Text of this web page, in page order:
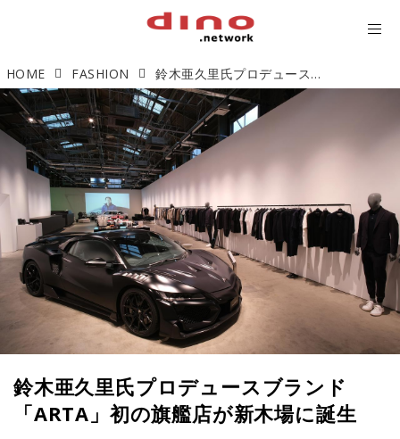
HOME FASHION 鈴木亜久里氏プロデュースブランド「ARTA」初の旗艦店が新木場に誕生
鈴木亜久里氏プロデュースブランド
「ARTA」初の旗艦店が新木場に誕生